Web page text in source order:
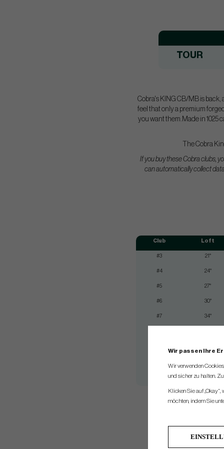
TOUR
Cobra's KING CB/MB is back,
feel that only a premium
you want them.Made in 1025
The Cobra
If you buy these Cobra clubs,
can automatically collect
Club Loft
#3 21°
#4 24°
#5 27°
#6 30°
#7 34°
50°
Wir passen Ihre
Wir verwenden
und sicher zu halten.
Klicken Sie auf
möchten, indem Sie